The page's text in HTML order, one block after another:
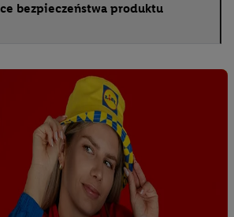
bezpieczeństwa produktu